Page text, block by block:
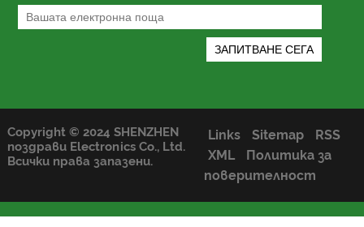
Copyright © 2024 SHENZHEN
поздрави Electronics Co., Ltd.
Всички права запазени.
Links Sitemap
RSS
XML
Политика за
поверителност